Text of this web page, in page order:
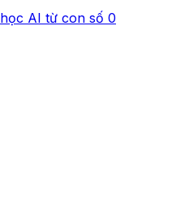
học AI từ con số 0